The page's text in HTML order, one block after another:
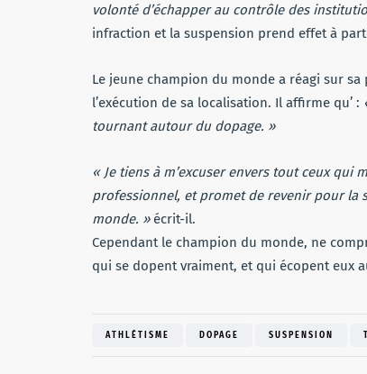
volonté d’échapper au contrôle des
infraction et la suspension prend effet à
Le jeune champion du monde a réagi sur sa
l’exécution de sa localisation. Il affirme qu’ :
tournant autour du dopage. »
« Je tiens à m’excuser envers tout ceux
professionnel, et promet de revenir pour la
monde. » écrit-il.
Cependant le champion du monde, ne
qui se dopent vraiment, et qui écopent eux
ATHLÉTISME DOPAGE SUSPENSION